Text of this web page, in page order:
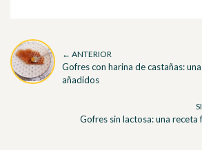
← ANTERIOR
Gofres con harina de castañas:
añadidos
Gofres sin lactosa: una receta